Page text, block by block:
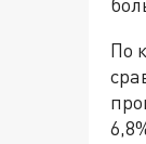
По